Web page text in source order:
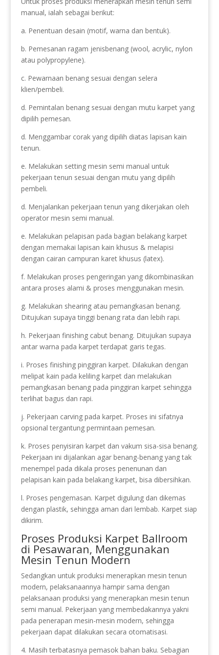
manual, ialah sebagai berikut:
a. Penentuan desain (motif, warna dan bentuk).
b. Pemesanan ragam jenisbenang (wool, acrylic, nylon
atau polypropylene).
c. Pewarnaan benang sesuai dengan selera
klien/pembeli.
d. Pemintalan benang sesuai dengan mutu karpet yang
dipilih pemesan.
d. Menggambar corak yang dipilih diatas lapisan kain
tenun.
e. Melakukan setting mesin semi manual untuk
pekerjaan tenun sesuai dengan mutu yang dipilih
pembeli.
d. Menjalankan pekerjaan tenun yang dikerjakan oleh
operator mesin semi manual.
e. Melakukan pelapisan pada bagian belakang karpet
dengan memakai lapisan kain khusus & melapisi
dengan cairan campuran karet khusus (latex).
f. Melakukan proses pengeringan yang dikombinasikan
antara proses alami & proses menggunakan mesin.
g. Melakukan shearing atau pemangkasan benang.
Ditujukan supaya tinggi benang rata dan lebih rapi.
h. Pekerjaan finishing cabut benang. Ditujukan supaya
antar warna pada karpet terdapat garis tegas.
i. Proses finishing pinggiran karpet. Dilakukan dengan
melipat kain pada keliling karpet dan melakukan
pemangkasan benang pada pinggiran karpet sehingga
terlihat bagus dan rapi.
j. Pekerjaan carving pada karpet. Proses ini sifatnya
opsional tergantung permintaan pemesan.
k. Proses penyisiran karpet dan vakum sisa-sisa benang.
Pekerjaan ini dijalankan agar benang-benang yang tak
menempel pada dikala proses penenunan dan
pelapisan kain pada belakang karpet, bisa dibersihkan.
l. Proses pengemasan. Karpet digulung dan dikemas
dengan plastik, sehingga aman dari lembab. Karpet siap
dikirim.
Proses Produksi Karpet Ballroom
di Pesawaran, Menggunakan
Mesin Tenun Modern
Sedangkan untuk produksi menerapkan mesin tenun
modern, pelaksanaannya hampir sama dengan
pelaksanaan produksi yang menerapkan mesin tenun
semi manual. Pekerjaan yang membedakannya yakni
pada penerapan mesin-mesin modern, sehingga
pekerjaan dapat dilakukan secara otomatisasi.
4. Masih terbatasnya pemasok bahan baku. Sebagian